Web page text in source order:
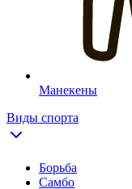
Манекены
Виды спорта
Борьба
Самбо